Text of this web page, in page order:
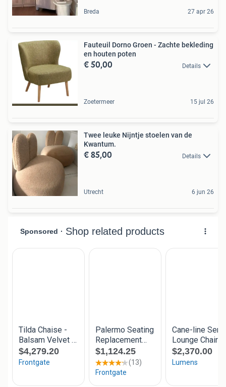
Breda 27 apr 26
Fauteuil Dorno Groen - Zachte bekleding
en houten poten
€ 50,00 Details
Zoetermeer 15 jul 26
Twee leuke Nijntje stoelen van de
Kwantum.
€ 85,00 Details
Utrecht 6 jun 26